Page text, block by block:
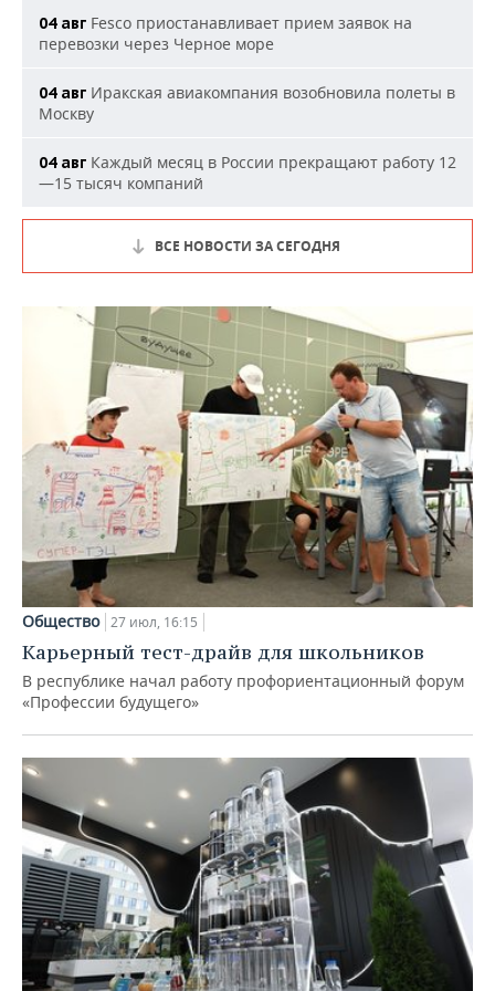
04 авг Fesco приостанавливает прием заявок на
перевозки через Черное море
04 авг Иракская авиакомпания возобновила полеты в
Москву
04 авг Каждый месяц в России прекращают работу 12
—15 тысяч компаний
ВСЕ НОВОСТИ ЗА СЕГОДНЯ
Общество 27 июл, 16:15
Карьерный тест-драйв для школьников
В республике начал работу профориентационный форум
«Профессии будущего»